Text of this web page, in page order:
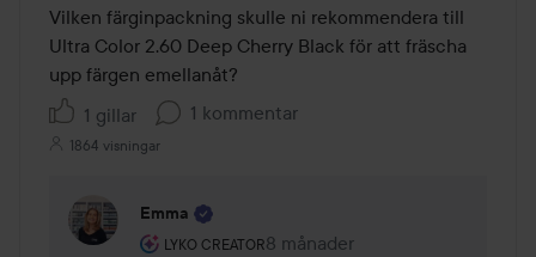
Vilken färginpackning skulle ni rekommendera till
Ultra Color 2.60 Deep Cherry Black för att fräscha
upp färgen emellanåt?
1 gillar
1 kommentar
1864 visningar
Emma
LYKO CREATOR
Användarens roll: Lyko Creator.
8 månader
Kommentaren lades 8 månader